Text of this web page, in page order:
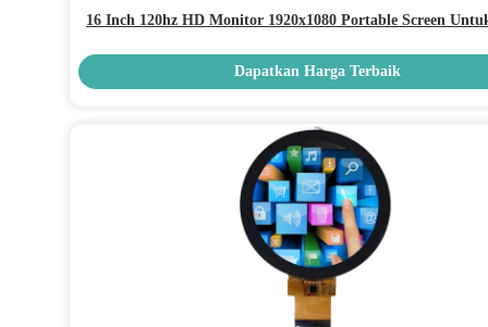
16 Inch 120hz HD Monitor 1920x1080 Portable Screen
Dapatkan Harga Terbaik